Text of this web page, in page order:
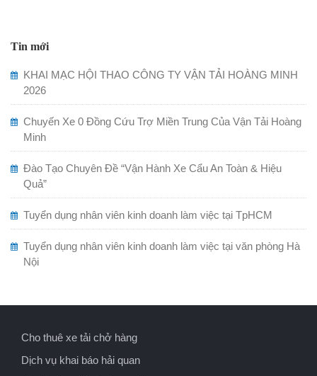
Tin mới
KHAI MẠC HỘI THAO CÔNG TY VẬN TẢI HOÀNG MINH
2026
Chuyến Xe 0 Đồng Cứu Trợ Miền Trung Của Vận Tải Hoàng
Minh
Đào Tạo Chuyên Đề “Vận Hành Xe Cẩu An Toàn & Hiệu
Quả”
Tuyển dụng nhân viên kinh doanh làm việc tại TpHCM
Tuyển dụng nhân viên kinh doanh làm việc tại văn phòng Hà
Nội
Cho thuê xe tải chở hàng
Dịch vụ khai báo hải quan